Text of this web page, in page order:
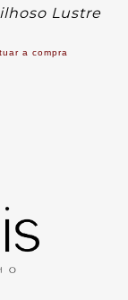
Lustre
a compra